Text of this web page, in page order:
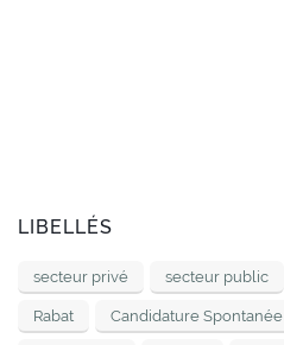
LIBELLÉS
secteur privé secteur public
Rabat Candidature Spontanée